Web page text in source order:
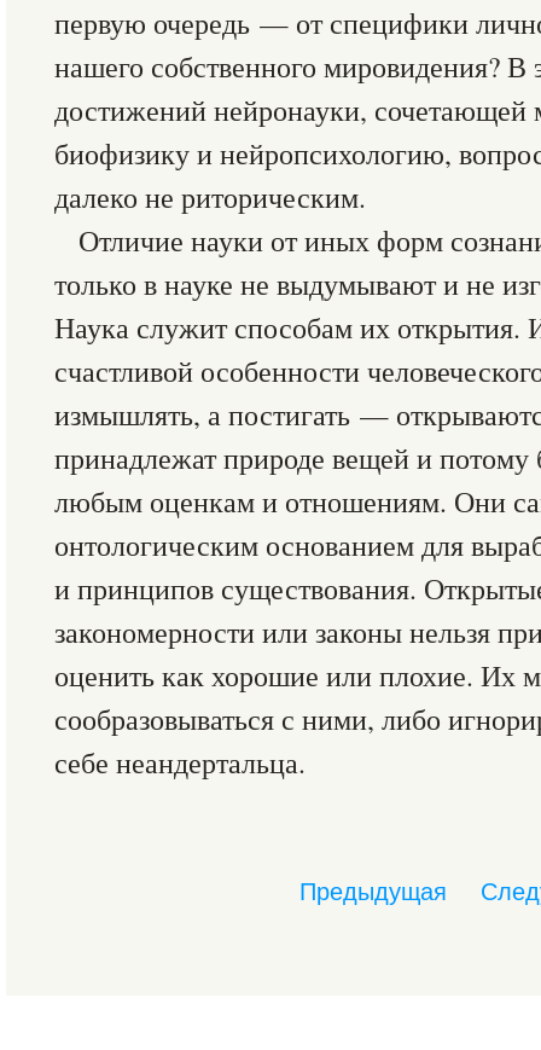
первую очередь — от специфики
нашего собственного мировидения? В
достижений нейронауки,
биофизику и нейропсихологию,
далеко не риторическим.
Отличие науки от иных форм
только в науке не выдумывают и не
Наука служит способам их открытия.
счастливой особенности
измышлять, а постигать —
принадлежат природе вещей и потому
любым оценкам и отношениям. Они
онтологическим основанием для
и принципов существования.
закономерности или законы нельзя
оценить как хорошие или плохие. Их
сообразовываться с ними, либо
себе неандертальца.
Предыдущая